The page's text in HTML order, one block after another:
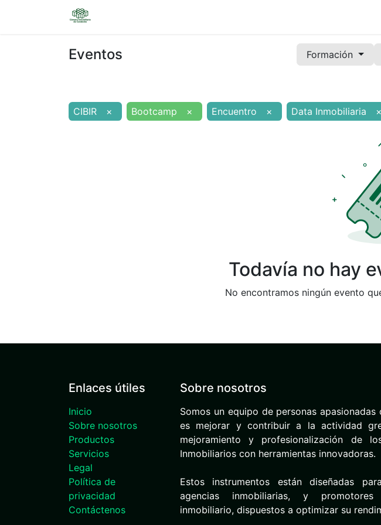
Eventos Formación
CIBIR × Bootcamp × Encuentro × Data Inmobiliaria ×
Todavía no hay
No encontramos ningún evento
Enlaces útiles
Inicio
Sobre nosotros
Productos
Servicios
Legal
Política de
privacidad
Contáctenos
Sobre nosotros
Somos un equipo de personas
es mejorar y contribuir a la actividad
mejoramiento y profesionalización de
Inmobiliarios con herramientas innovadoras.
Estos instrumentos están diseñadas
agencias inmobiliarias, y
inmobiliario, dispuestos a optimizar su